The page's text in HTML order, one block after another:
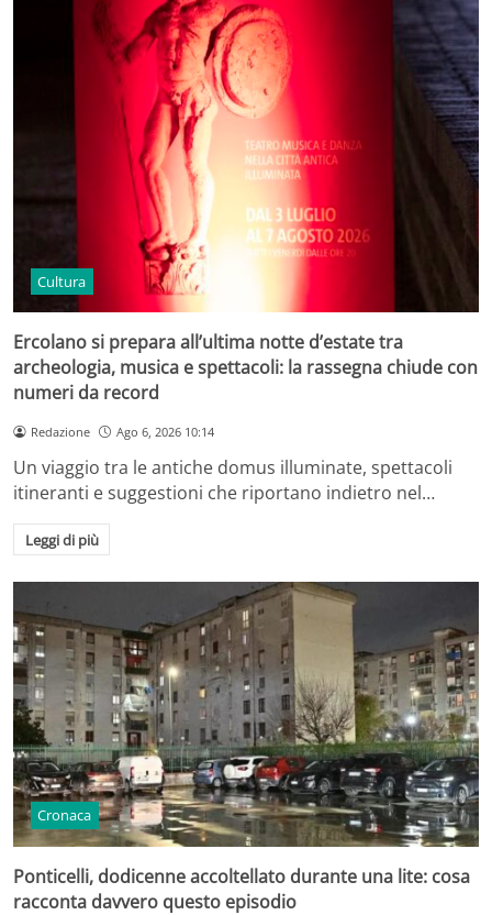
Cultura
Ercolano si prepara all’ultima notte d’estate tra
archeologia, musica e spettacoli: la rassegna chiude con
numeri da record
Redazione Ago 6, 2026 10:14
Un viaggio tra le antiche domus illuminate, spettacoli
itineranti e suggestioni che riportano indietro nel…
Leggi di più
Cronaca
Ponticelli, dodicenne accoltellato durante una lite: cosa
racconta davvero questo episodio